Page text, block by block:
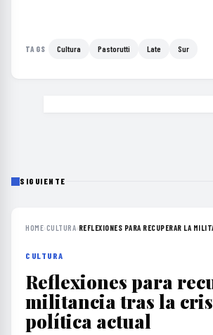
TAGS Cultura Pastorutti Late Sur
SIGUIENTE
HOME›CULTURA› REFLEXIONES PARA RECUPERAR LA
CULTURA
Reflexiones para
militancia tras la
política actual